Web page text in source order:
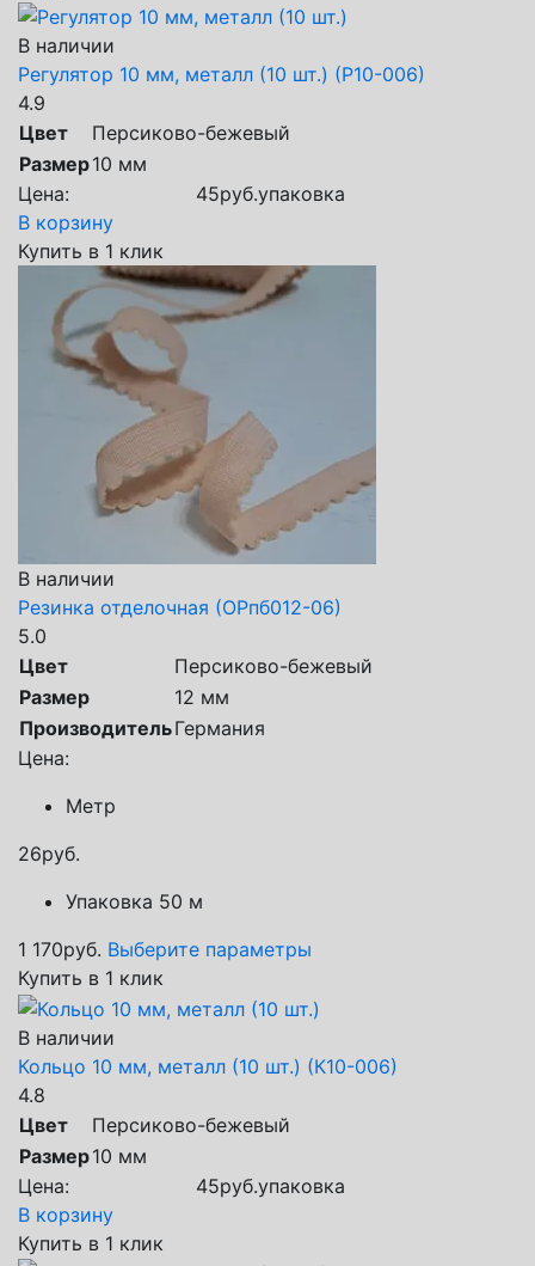
В наличии
Регулятор 10 мм, металл (10 шт.) (Р10-006)
4.9
Цвет
Персиково-бежевый
Размер10 мм
Цена:
45руб.упаковка
В корзину
Купить в 1 клик
В наличии
Резинка отделочная (ОРпб012-06)
5.0
Цвет
Персиково-бежевый
Размер
12 мм
ПроизводительГермания
Цена:
Метр
26руб.
Упаковка 50 м
1 170руб. Выберите параметры
Купить в 1 клик
В наличии
Кольцо 10 мм, металл (10 шт.) (К10-006)
4.8
Цвет
Персиково-бежевый
Размер10 мм
Цена:
45руб.упаковка
В корзину
Купить в 1 клик